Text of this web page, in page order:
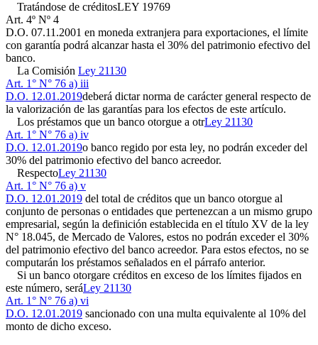
Tratándose de créditosLEY 19769
Art. 4º Nº 4
D.O. 07.11.2001 en moneda extranjera para exportaciones, el límite
con garantía podrá alcanzar hasta el 30% del patrimonio efectivo del
banco.
La Comisión Ley 21130
Art. 1° N° 76 a) iii
D.O. 12.01.2019deberá dictar norma de carácter general respecto de
la valorización de las garantías para los efectos de este artículo.
Los préstamos que un banco otorgue a otrLey 21130
Art. 1° N° 76 a) iv
D.O. 12.01.2019o banco regido por esta ley, no podrán exceder del
30% del patrimonio efectivo del banco acreedor.
RespectoLey 21130
Art. 1° N° 76 a) v
D.O. 12.01.2019 del total de créditos que un banco otorgue al
conjunto de personas o entidades que pertenezcan a un mismo grupo
empresarial, según la definición establecida en el título XV de la ley
N° 18.045, de Mercado de Valores, estos no podrán exceder el 30%
del patrimonio efectivo del banco acreedor. Para estos efectos, no se
computarán los préstamos señalados en el párrafo anterior.
Si un banco otorgare créditos en exceso de los límites fijados en
este número, seráLey 21130
Art. 1° N° 76 a) vi
D.O. 12.01.2019 sancionado con una multa equivalente al 10% del
monto de dicho exceso.